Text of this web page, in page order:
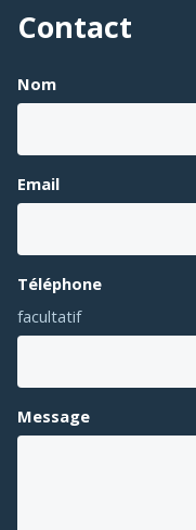
Contact
Nom
Email
Téléphone
facultatif
Message